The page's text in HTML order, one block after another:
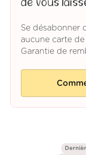
de vous
Se désabonner
aucune carte
Garantie de